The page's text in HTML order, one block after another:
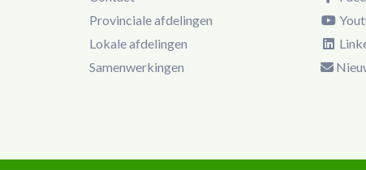
Provinciale afdelingen
Lokale afdelingen
Samenwerkingen